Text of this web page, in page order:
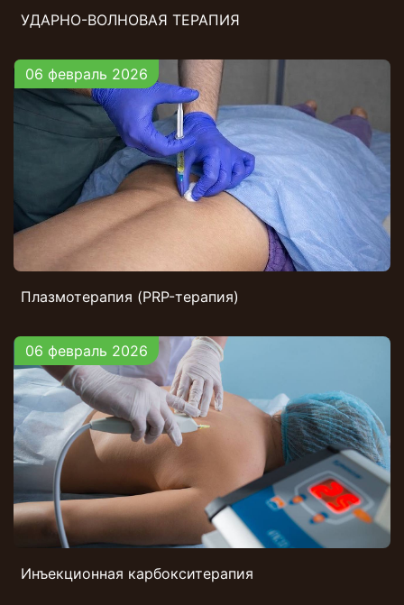
УДАРНО-ВОЛНОВАЯ ТЕРАПИЯ
06 февраль 2026
Плазмотерапия (PRP-терапия)
06 февраль 2026
Инъекционная карбокситерапия